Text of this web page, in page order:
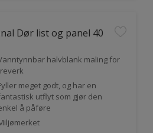
Dør list og panel 40
halvblank maling for
meget godt, og har en
utflyt som gjør den
å påføre